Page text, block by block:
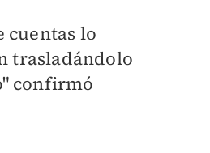
cuentas lo
trasladándolo
confirmó